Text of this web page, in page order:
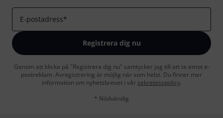
E-postadress*
Registrera dig nu
Genom att klicka på "Registrera dig nu" samtycker jag till att ta emot e-
postreklam. Avregistrering är möjlig när som helst. Du finner mer
information om nyhetsbrevet i vår sekretesspolicy.
* Nödvändig